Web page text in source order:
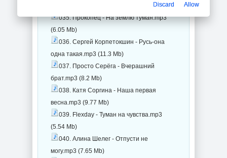
035. Прокопец - На землю туман.mp3
(6.05 Mb)
036. Сергей Корпетокшин - Русь-она
одна такая.mp3 (11.3 Mb)
037. Просто Серёга - Вчерашний
брат.mp3 (8.2 Mb)
038. Катя Соргина - Наша первая
весна.mp3 (9.77 Mb)
039. Flexday - Туман на чувства.mp3
(5.54 Mb)
040. Алина Шелег - Отпусти не
могу.mp3 (7.65 Mb)
Discard Allow